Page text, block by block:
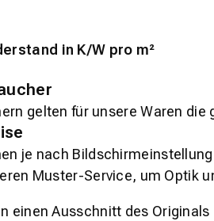
in K/W pro m²
gelten für unsere Waren
je nach
Muster-Service, um Optik
einen Ausschnitt des